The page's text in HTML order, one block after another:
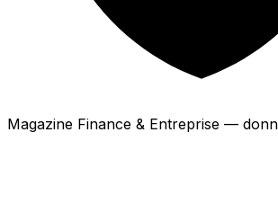
Magazine Finance & Entreprise —